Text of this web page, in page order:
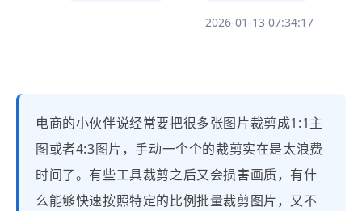
2026-01-13 07:34:17
电商的小伙伴说经常要把很多张图片裁剪成1:1主
图或者4:3图片，手动一个个的裁剪实在是太浪费
时间了。有些工具裁剪之后又会损害画质，有什
么能够快速按照特定的比例批量裁剪图片，又不